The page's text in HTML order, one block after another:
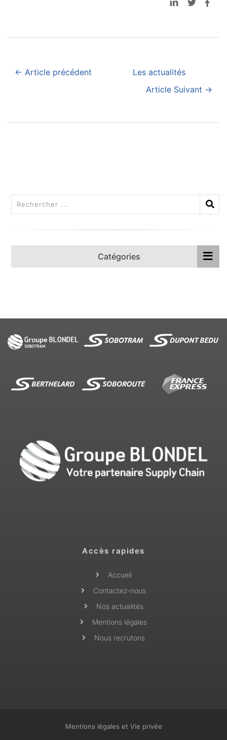
← Article précédent
Les actualités
Article Suivant →
Catégories
Accès rapides
Accueil
Contactez-nous
Nos actualités
Mentions légales
Nous recrutons
Mentions légales et Vie privée